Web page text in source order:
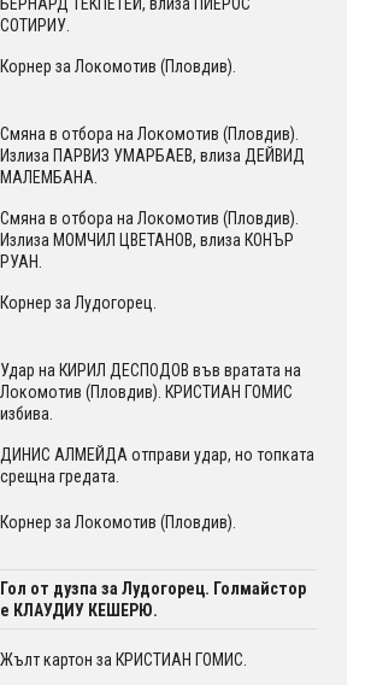
СОТИРИУ.
Корнер за Локомотив (Пловдив).
Смяна в отбора на Локомотив (Пловдив).
Излиза ПАРВИЗ УМАРБАЕВ, влиза ДЕЙВИД
МАЛЕМБАНА.
Смяна в отбора на Локомотив (Пловдив).
Излиза МОМЧИЛ ЦВЕТАНОВ, влиза КОНЪР
РУАН.
Корнер за Лудогорец.
Удар на КИРИЛ ДЕСПОДОВ във вратата на
Локомотив (Пловдив). КРИСТИАН ГОМИС
избива.
ДИНИС АЛМЕЙДА отправи удар, но топката
срещна гредата.
Корнер за Локомотив (Пловдив).
Гол от дузпа за Лудогорец. Голмайстор
е КЛАУДИУ КЕШЕРЮ.
Жълт картон за КРИСТИАН ГОМИС.